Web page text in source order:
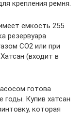
крепления ремня.
емкость 255
резервуара
CO2 или при
(входит в
готова
годы. Купив хатсан
которая